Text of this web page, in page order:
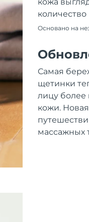
кожа
Основано на
Самая
щетинки
лицу более
кожи.
массажных